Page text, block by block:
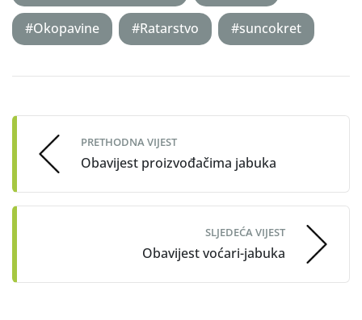
#Okopavine #Ratarstvo #suncokret
navigation
PRETHODNA VIJEST
Obavijest proizvođačima jabuka
SLJEDEĆA VIJEST
Obavijest voćari-jabuka